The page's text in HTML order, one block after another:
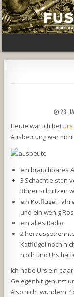
23.
Heute war ich beiUrs
Ausbeutung war
ein brauchbares
3 Schachtleisten
3türer schnitzen
ein Kotflügel
und ein wenig
ein altes Radio
2
Kotflügel noch
noch und Urs
Ich habe Urs ein
Gelegenhit genutzt
Also nicht wundern